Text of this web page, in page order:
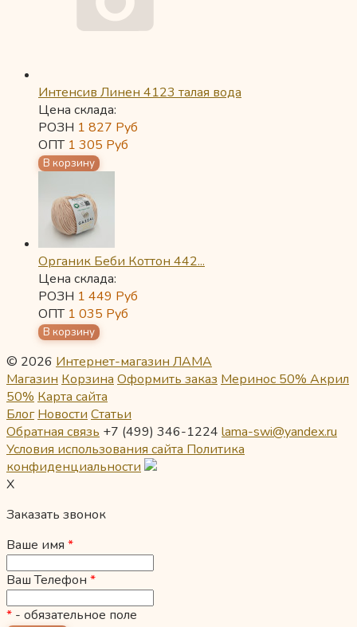
Интенсив Линен 4123 талая вода
Цена склада:
РОЗН 1 827 Руб
ОПТ 1 305 Руб
Органик Беби Коттон 442...
Цена склада:
РОЗН 1 449 Руб
ОПТ 1 035 Руб
© 2026 Интернет-магазин ЛАМА
Магазин Корзина Оформить заказ Меринос 50% Акрил
50% Карта сайта
Блог Новости Статьи
Обратная связь +7 (499) 346-1224 lama-swi@yandex.ru
Условия использования сайта Политика
конфиденциальности
X
Заказать звонок
Ваше имя *
Ваш Телефон *
* - обязательное поле